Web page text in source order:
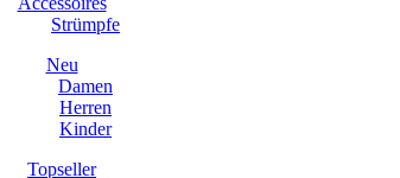
Strümpfe
Neu
Damen
Herren
Kinder
Topseller